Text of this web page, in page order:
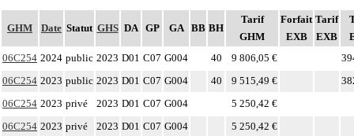
GHM Date Statut GHS DA GP GA BB BH
Tarif
GHM
Forfait
EXB
Tarif
EXB
06C254 2024 public 2023 D01 C07 G004 40 9 806,05 €
06C254 2023 public 2023 D01 C07 G004 40 9 515,49 €
06C254 2023 privé 2023 D01 C07 G004
5 250,42 €
06C254 2023 privé 2023 D01 C07 G004
5 250,42 €